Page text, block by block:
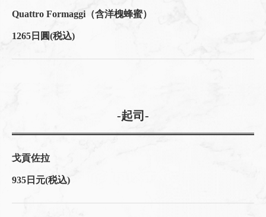
Quattro Formaggi（含洋槐蜂蜜）
1265日圓(税込)
-起司-
戈貢佐拉
935日元(税込)